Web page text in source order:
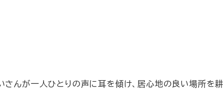
んが一人ひとりの声に耳を傾け、居心地の良い場所を